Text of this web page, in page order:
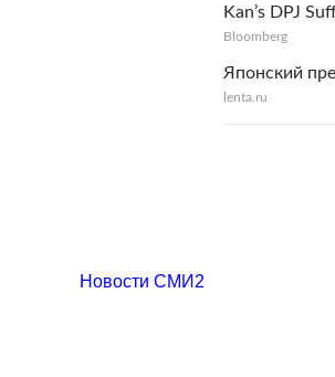
Kan’s DPJ
Bloomberg
Японский
lenta.ru
Новости СМИ2